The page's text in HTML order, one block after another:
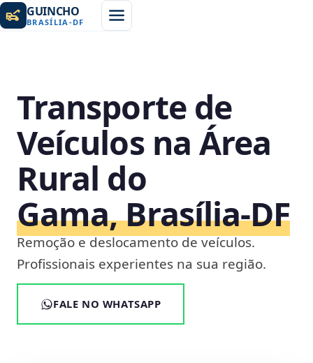
GUINCHO
BRASÍLIA -DF
Transporte de
Veículos na Área
Rural do
Gama, Brasília‑DF
Remoção e deslocamento de veículos.
Profissionais experientes na sua região.
FALE NO WHATSAPP